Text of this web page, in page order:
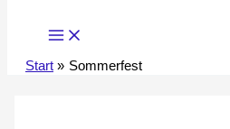
Start Sommerfest